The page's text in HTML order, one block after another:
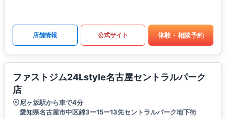
店舗情報 公式サイト 体験・相談予約
ファストジム24Lstyle名古屋セントラルパーク
店
尼ヶ坂駅から車で4分
愛知県名古屋市中区錦3ー15ー13先セントラルパーク地下街